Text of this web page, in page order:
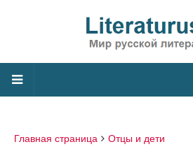
Главная страница Отцы и дети